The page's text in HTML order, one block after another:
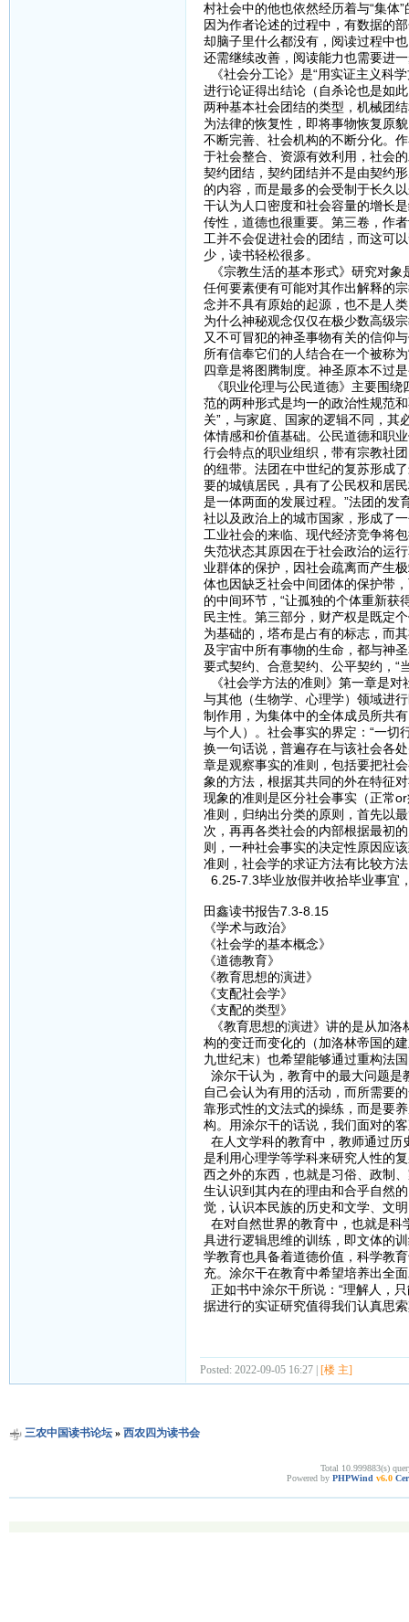
村社会中的他也依然经历着与“集体
因为作者论述的过程中，有数据的
却脑子里什么都没有，阅读过程中
还需继续改善，阅读能力也需要进
《社会分工论》是“用实证主义科
进行论证得出结论（自杀论也是如
两种基本社会团结的类型，机械团
为法律的恢复性，即将事物恢复原
不断完善、社会机构的不断分化。
于社会整合、资源有效利用，社会
契约团结，契约团结并不是由契约
的内容，而是最多的会受制于长久
干认为人口密度和社会容量的增长
传性，道德也很重要。第三卷，作
工并不会促进社会的团结，而这可
少，读书轻松很多。
《宗教生活的基本形式》研究对
任何要素便有可能对其作出解释的
念并不具有原始的起源，也不是人
为什么神秘观念仅仅在极少数高级
又不可冒犯的神圣事物有关的信仰
所有信奉它们的人结合在一个被称
四章是将图腾制度。神圣原本不过
《职业伦理与公民道德》主要围
范的两种形式是均一的政治性规范
关”，与家庭、国家的逻辑不同，
体情感和价值基础。公民道德和职
行会特点的职业组织，带有宗教社
的纽带。法团在中世纪的复苏形成
要的城镇居民，具有了公民权和居
是一体两面的发展过程。”法团的发
社以及政治上的城市国家，形成了
工业社会的来临、现代经济竞争将
失范状态其原因在于社会政治的运
业群体的保护，因社会疏离而产生
体也因缺乏社会中间团体的保护带
的中间环节，“让孤独的个体重新获
民主性。第三部分，财产权是既定
为基础的，塔布是占有的标志，而
及宇宙中所有事物的生命，都与神
要式契约、合意契约、公平契约，“
《社会学方法的准则》第一章是
与其他（生物学、心理学）领域进
制作用，为集体中的全体成员所共
与个人）。社会事实的界定：“一切
换一句话说，普遍存在与该社会各
章是观察事实的准则，包括要把社
象的方法，根据其共同的外在特征
现象的准则是区分社会事实（正常
准则，归纳出分类的原则，首先以
次，再再各类社会的内部根据最初
则，一种社会事实的决定性原因应
准则，社会学的求证方法有比较方
6.25-7.3毕业放假并收拾毕业事宜
田鑫读书报告7.3-8.15
《学术与政治》
《社会学的基本概念》
《道德教育》
《教育思想的演进》
《支配社会学》
《支配的类型》
《教育思想的演进》讲的是从加
构的变迁而变化的（加洛林帝国的
九世纪末）也希望能够通过重构法
涂尔干认为，教育中的最大问题是
自己会认为有用的活动，而所需要
靠形式性的文法式的操练，而是要
构。用涂尔干的话说，我们面对的
在人文学科的教育中，教师通过
是利用心理学等学科来研究人性的
西之外的东西，也就是习俗、政制
生认识到其内在的理由和合乎自然
觉，认识本民族的历史和文学、文
在对自然世界的教育中，也就是
具进行逻辑思维的训练，即文体的
学教育也具备着道德价值，科学教
充。涂尔干在教育中希望培养出全
正如书中涂尔干所说：“理解人，
据进行的实证研究值得我们认真思
Posted: 2022-09-05 16:27 | [楼 主]
三农中国读书论坛» 西农四为读书会
Total 10.999883(s)
Powered by PHPWind v6.0